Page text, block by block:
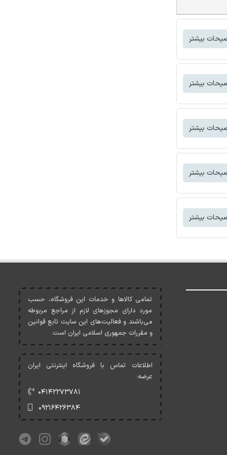
بیشتر
بیشتر
بیشتر
بیشتر
بیشتر
تمامی کالاها و خدمات اين فروشگاه، حسب
مورد دارای مجوزهای لازم از مراجع مربوطه
می‌باشند و فعاليت‌های اين سايت تابع قوانين
و مقررات جمهوری اسلامی ايران است.
اطلاعات تماس با فروشگاه اینترنتی ایران
عرضه:
۰۴۱۴۲۲۷۳۷۸۱
۰۹۲۱۶۴۲۶۳۸۴